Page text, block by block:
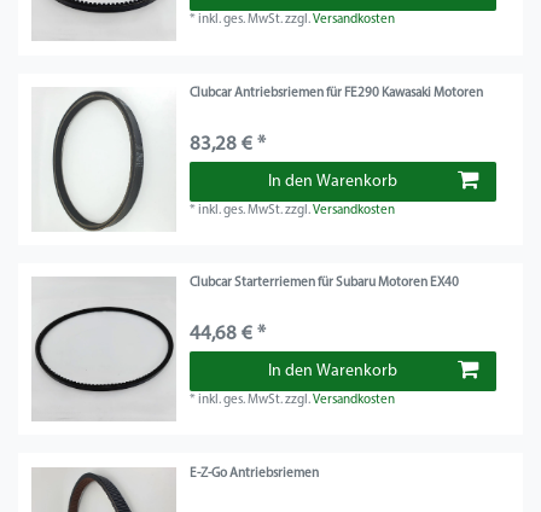
*inkl. ges. MwSt.zzgl.Versandkosten
Clubcar Antriebsriemen für FE290 Kawasaki Motoren
83,28 € *
In den Warenkorb
*inkl. ges. MwSt.zzgl.Versandkosten
Clubcar Starterriemen für Subaru Motoren EX40
44,68 € *
In den Warenkorb
*inkl. ges. MwSt.zzgl.Versandkosten
E-Z-Go Antriebsriemen